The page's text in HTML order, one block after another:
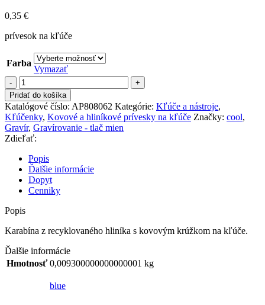
0,35 €
prívesok na kľúče
Farba
Vymazať
množstvo
Prívesok
Na
Kľúče
Pridať do košíka
Katalógové číslo: AP808062 Kategórie: Kľúče a nástroje,
Kľúčenky, Kovové a hliníkové prívesky na kľúče Značky: cool,
Gravír, Gravírovanie - tlač mien
Zdieľať:
Popis
Ďalšie informácie
Dopyt
Cenniky
Popis
Karabína z recyklovaného hliníka s kovovým krúžkom na kľúče.
Ďalšie informácie
Hmotnosť 0,009300000000000001 kg
blue